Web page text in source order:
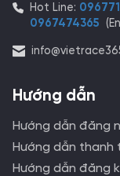
Hot Line:
0967474365
Hướng dẫn
Hướng dẫn đăng
Hướng dẫn thanh
Hướng dẫn đăng